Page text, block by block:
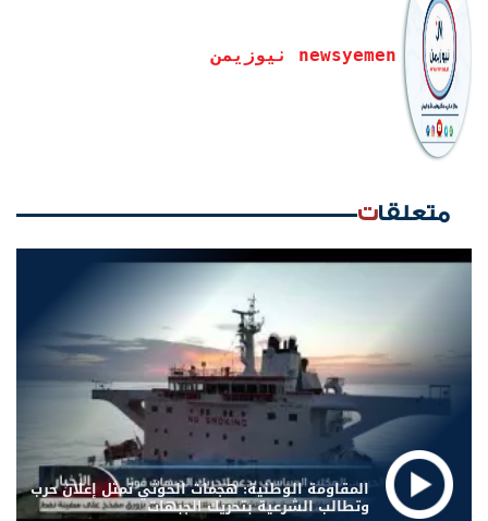
newsyemen نيوزيمن
متعلقات
المقاومة الوطنية: هجمات الحوثي تمثل إعلان حرب
وتطالب الشرعية بتحريك الجبهات